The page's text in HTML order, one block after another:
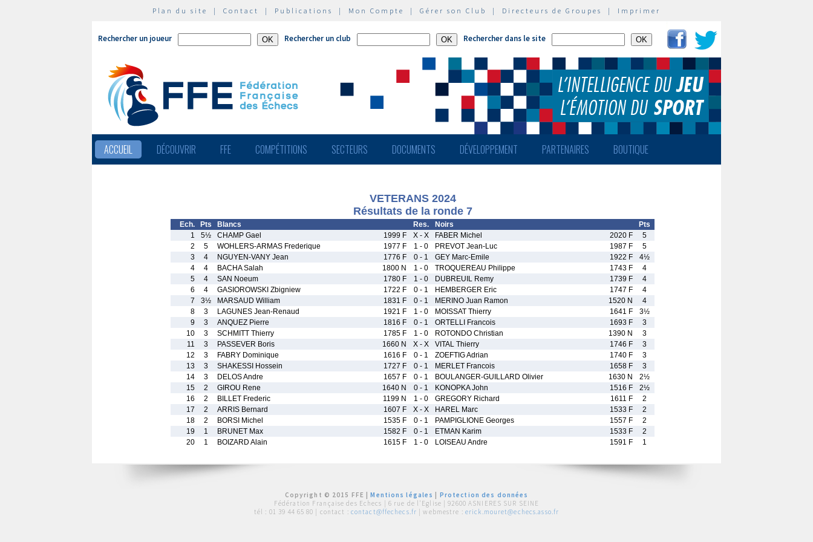
Plan du site | Contact | Publications | Mon Compte | Gérer son Club | Directeurs de Groupes | Imprimer
Rechercher un joueur Rechercher un club Rechercher dans le site
ACCUEIL DÉCOUVRIR FFE COMPÉTITIONS SECTEURS DOCUMENTS DÉVELOPPEMENT PARTENAIRES BOUTIQUE
VETERANS 2024
Résultats de la ronde 7
Ech. Pts Blancs Res. Noirs
Pts
1
5½ CHAMP Gael 1999 F X - X FABER Michel 2020 F
5
2
5 WOHLERS-ARMAS Frederique 1977 F 1 - 0 PREVOT Jean-Luc 1987 F
5
3
4 NGUYEN-VANY Jean 1776 F 0 - 1 GEY Marc-Emile 1922 F
4½
4
4 BACHA Salah 1800 N 1 - 0 TROQUEREAU Philippe 1743 F
4
5
4 SAN Noeum 1780 F 1 - 0 DUBREUIL Remy 1739 F
4
6
4 GASIOROWSKI Zbigniew 1722 F 0 - 1 HEMBERGER Eric 1747 F
4
7
3½ MARSAUD William 1831 F 0 - 1 MERINO Juan Ramon 1520 N
4
8
3 LAGUNES Jean-Renaud 1921 F 1 - 0 MOISSAT Thierry 1641 F
3½
9
3 ANQUEZ Pierre 1816 F 0 - 1 ORTELLI Francois 1693 F
3
10
3 SCHMITT Thierry 1785 F 1 - 0 ROTONDO Christian 1390 N
3
11
3 PASSEVER Boris 1660 N X - X VITAL Thierry 1746 F
3
12
3 FABRY Dominique 1616 F 0 - 1 ZOEFTIG Adrian 1740 F
3
13
3 SHAKESSI Hossein 1727 F 0 - 1 MERLET Francois 1658 F
3
14
3 DELOS Andre 1657 F 0 - 1 BOULANGER-GUILLARD Olivier 1630 N
2½
15
2 GIROU Rene 1640 N 0 - 1 KONOPKA John 1516 F
2½
16
2 BILLET Frederic 1199 N 1 - 0 GREGORY Richard 1611 F
2
17
2 ARRIS Bernard 1607 F X - X HAREL Marc 1533 F
2
18
2 BORSI Michel 1535 F 0 - 1 PAMPIGLIONE Georges 1557 F
2
19
1 BRUNET Max 1582 F 0 - 1 ETMAN Karim 1533 F
2
20
1 BOIZARD Alain 1615 F 1 - 0 LOISEAU Andre 1591 F 1
Copyright © 2015 FFE |Mentions légales
Protection des données
Fédération Française des Echecs | 6 rue de l'Eglise | 92600 ASNIERES SUR SEINE
tél : 01 39 44 65 80 | contact : contact@ffechecs.fr | webmestre : erick.mouret@echecs.asso.fr